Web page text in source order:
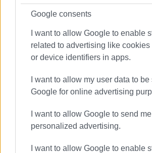
Google consents
I want to allow Google to enable
related to advertising like cookies
or device identifiers in apps.
I want to allow my user data to be
Google for online advertising
I want to allow Google to send me
personalized advertising.
I want to allow Google to enable
Εμφανίσεις: 397
ΣΠΥΡΟΣ ΠΙΚΟΥΛΑΣ
Πειραιά. Συνεργάστηκε στο